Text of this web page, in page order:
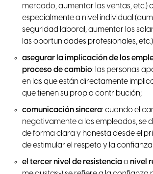
mercado, aumentar las ventas, etc.)
especialmente a nivel individual
seguridad laboral, aumentar los
las oportunidades profesionales,
asegurar la implicación de los
proceso de cambio: las personas
en las que están directamente
que tienen su propia contribución;
comunicación sincera: cuando el
negativamente a los empleados, se
de forma clara y honesta desde el
de estimular el respeto y la confianza
el tercer nivel de resistenciaonivel